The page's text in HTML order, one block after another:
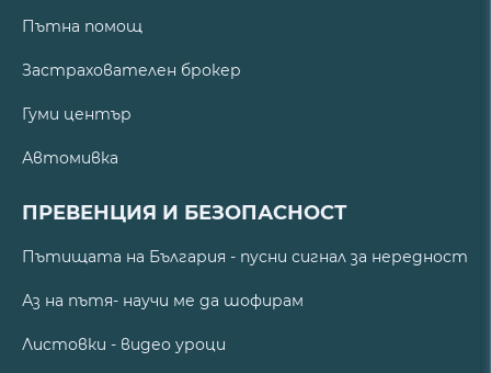
Пътна помощ
Застрахователен брокер
Гуми център
Автомивка
ПРЕВЕНЦИЯ И БЕЗОПАСНОСТ
Пътищата на България - пусни сигнал за нередност
Аз на пътя- научи ме да шофирам
Листовки - видео уроци